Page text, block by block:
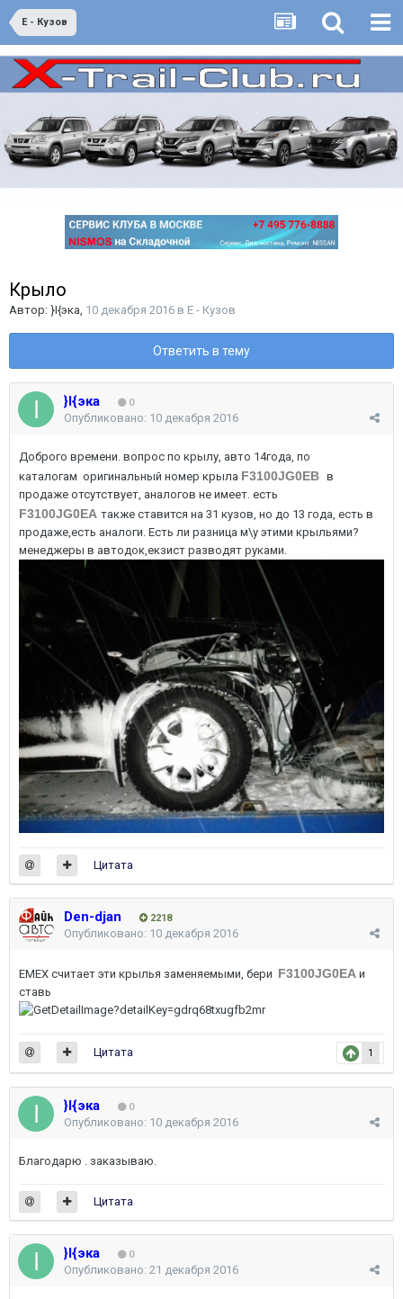
E - Кузов
Крыло
Автор: }I{эка 10 декабря 2016 в E - Кузов
Ответить в тему
}I{эка 0
Опубликовано: 10 декабря 2016
Доброго времени. вопрос по крылу, авто 14года, по
каталогам оригинальный номер крыла F3100JG0EB в
продаже отсутствует, аналогов не имеет. есть
F3100JG0EA также ставится на 31 кузов, но до 13 года, есть в
продаже,есть аналоги. Есть ли разница м\у этими крыльями?
менеджеры в автодок,екзист разводят руками.
Цитата
Den-djan 2218
Опубликовано: 10 декабря 2016
ЕМЕХ считает эти крылья заменяемыми, бери F3100JG0EA и
ставь
1
Цитата
}I{эка 0
Опубликовано: 10 декабря 2016
Благодарю . заказываю.
Цитата
}I{эка 0
Опубликовано: 21 декабря 2016